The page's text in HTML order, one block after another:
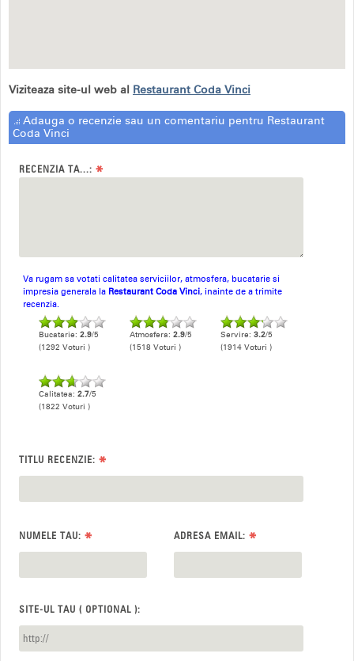
Viziteaza site-ul web al Restaurant Coda Vinci
Adauga o recenzie sau un comentariu pentru Restaurant
Coda Vinci
RECENZIA TA...: *
Va rugam sa votati calitatea serviciilor, atmosfera, bucatarie si
impresia generala la Restaurant Coda Vinci, inainte de a trimite
recenzia.
Bucatarie: 2.9/5
(1292 Voturi )
Atmosfera: 2.9/5
(1518 Voturi )
Servire: 3.2/5
(1914 Voturi )
Calitatea: 2.7/5
(1822 Voturi )
TITLU RECENZIE: *
NUMELE TAU: * ADRESA EMAIL: *
SITE-UL TAU ( OPTIONAL ):